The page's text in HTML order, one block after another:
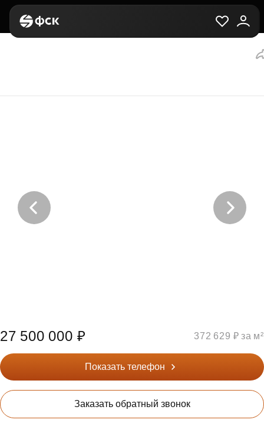
3-комнатная, 73.8
27 500 000 ₽ 372 629 ₽ за м²
Показать телефон
Заказать обратный звонок